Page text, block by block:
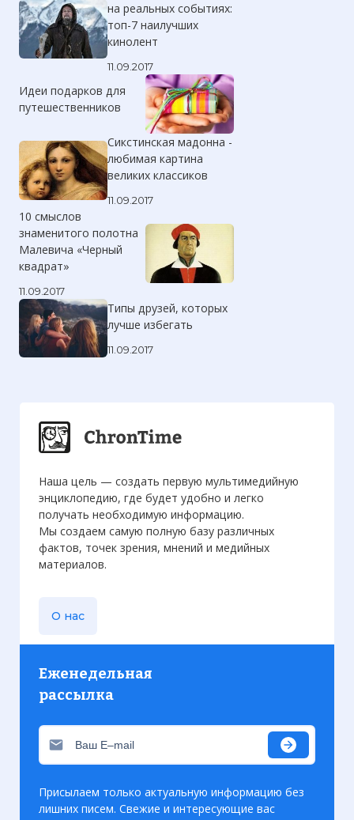
на реальных событиях:
топ-7 наилучших
кинолент
11.09.2017
Идеи подарков для
путешественников
Сикстинская мадонна -
любимая картина
великих классиков
11.09.2017
10 смыслов
знаменитого полотна
Малевича «Черный
квадрат»
11.09.2017
Типы друзей, которых
лучше избегать
11.09.2017
Наша цель — создать первую мультимедийную
энциклопедию, где будет удобно и легко
получать необходимую информацию.
Мы создаем самую полную базу различных
фактов, точек зрения, мнений и медийных
материалов.
О нас
Еженедельная
рассылка
Присылаем только актуальную информацию без
лишних писем. Свежие и интересующие вас